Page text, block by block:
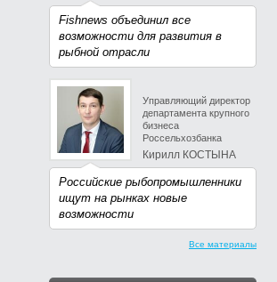
Fishnews объединил все
возможности для развития в
рыбной отрасли
Управляющий директор
департамента крупного
бизнеса
Россельхозбанка
Кирилл КОСТЫНА
Российские рыбопромышленники
ищут на рынках новые
возможности
Все материалы